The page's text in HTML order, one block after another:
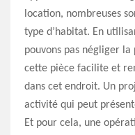
location, nombreuses
type d’habitat. En
pouvons pas négliger la
cette pièce facilite et
dans cet endroit. Un
activité qui peut
Et pour cela, une